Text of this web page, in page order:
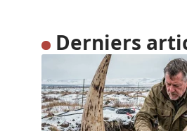
Derniers